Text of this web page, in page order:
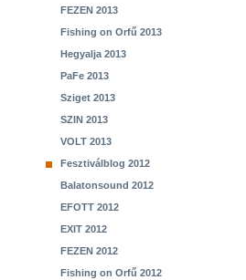
FEZEN 2013
Fishing on Orfű 2013
Hegyalja 2013
PaFe 2013
Sziget 2013
SZIN 2013
VOLT 2013
Fesztiválblog 2012
Balatonsound 2012
EFOTT 2012
EXIT 2012
FEZEN 2012
Fishing on Orfű 2012